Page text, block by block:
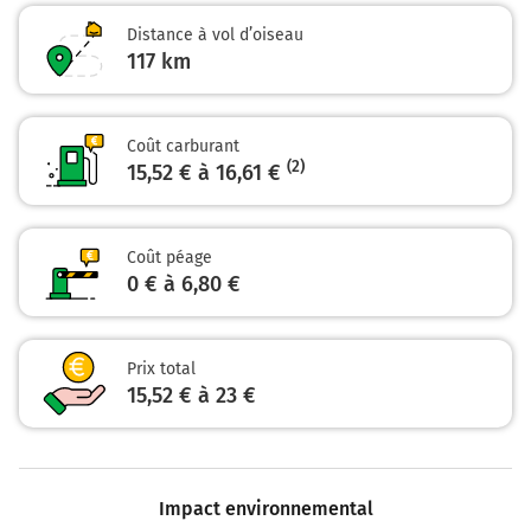
PARIS
METZ
BRABOIS
Continuer et rejoindre A33. Continuer sur 29 kilomètres
N4
8,8 km
Sortir et rejoindre la voie. Continuer sur 300 mètres
N59
COLMAR
LUNÉVILLE
37,6 km
Distance à vol d’oiseau
117 km
Coût carburant
15,52 € à 16,61 € (2)
Coût péage
0 € à 6,80 €
Prix total
15,52 € à 23 €
Impact environnemental